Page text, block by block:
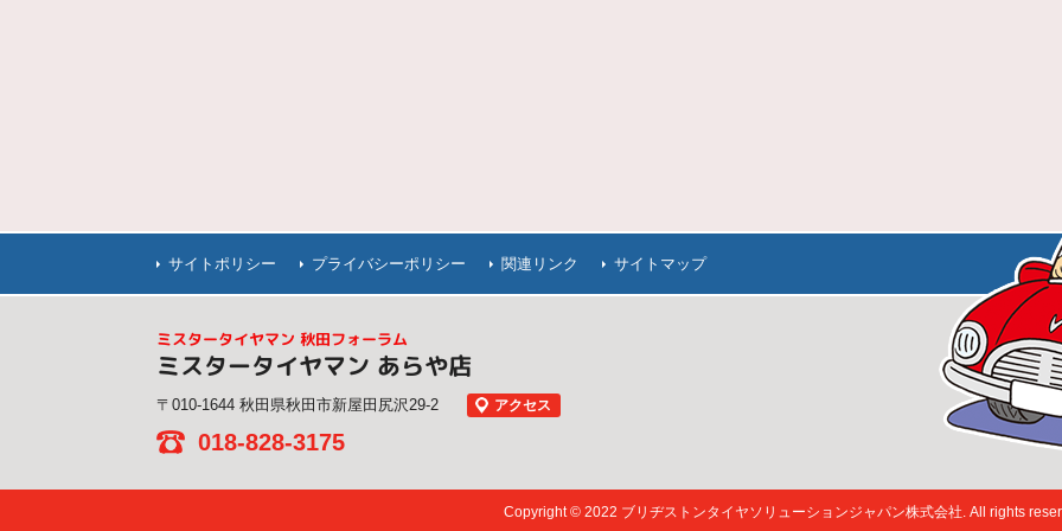
サイトポリシー プライバシーポリシー 関連リンク サイトマップ
ミスタータイヤマン 秋田フォーラム
ミスタータイヤマン あらや店
〒010-1644 秋田県秋田市新屋田尻沢29-2 アクセス
018-828-3175
Copyright © 2022 ブリヂストンタイヤソリューションジャパン株式会社. All rights